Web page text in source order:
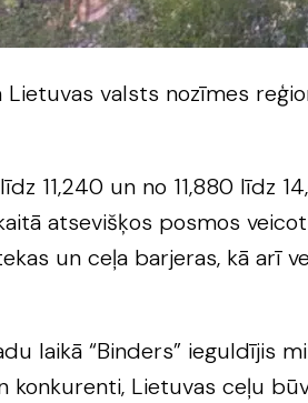
valsts nozīmes
11,240 un no 11,880 līdz
atsevišķos posmos
un ceļa barjeras, kā arī
laikā “Binders” ieguldījis
Lietuvas ceļu